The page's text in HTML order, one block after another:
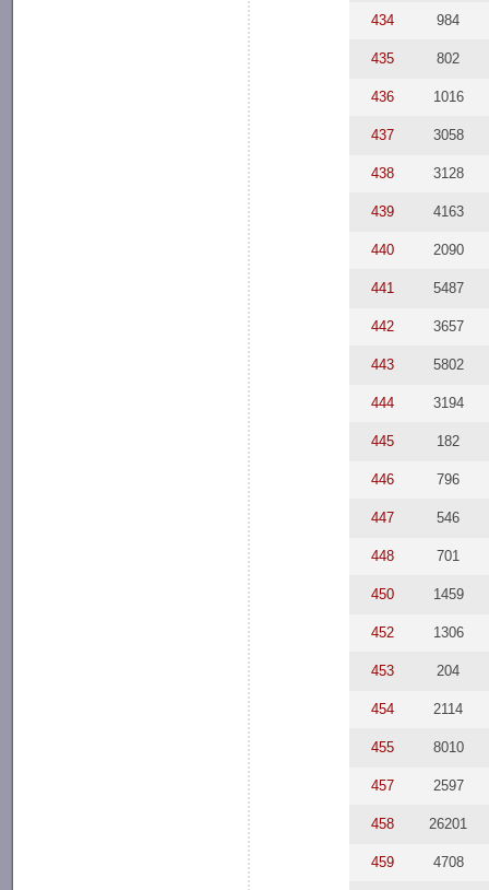
434 984
435 802
436 1016
437 3058
438 3128
439 4163
440 2090
441 5487
442 3657
443 5802
444 3194
445 182
446 796
447 546
448 701
450 1459
452 1306
453 204
454 2114
455 8010
457 2597
458 26201
459 4708